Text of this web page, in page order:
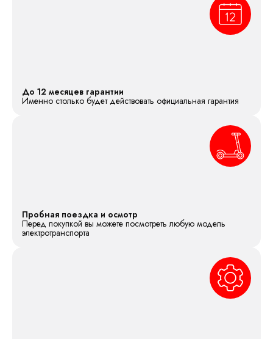
До 12 месяцев гарантии
Именно столько будет действовать официальная гарантия
Пробная поездка и осмотр
Перед покупкой вы можете посмотреть любую модель
электротранспорта